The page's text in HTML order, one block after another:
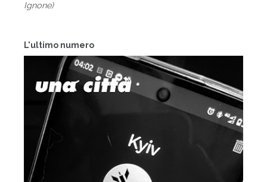
L'ultimo numero
Ignone)